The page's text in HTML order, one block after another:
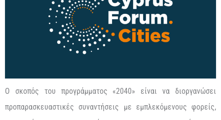
Ο σκοπός του προγράμματος «2040» είναι να διοργανώσει
προπαρασκευαστικές συναντήσεις με εμπλεκόμενους φορείς,